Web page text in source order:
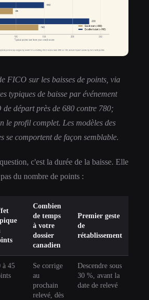
FICO sur les baisses de points, via
typiques de baisse par événement
départ près de 680 contre 780;
le profil complet. Les modèles des
se comportent de façon semblable.
c'est la durée de la baisse. Elle
du nombre de points :
Combien
de temps
à votre
dossier
canadien
Premier geste
de
rétablissement
à 45
Se corrige
au
prochain
relevé, dès
Descendre sous
30 %, avant la
date de relevé